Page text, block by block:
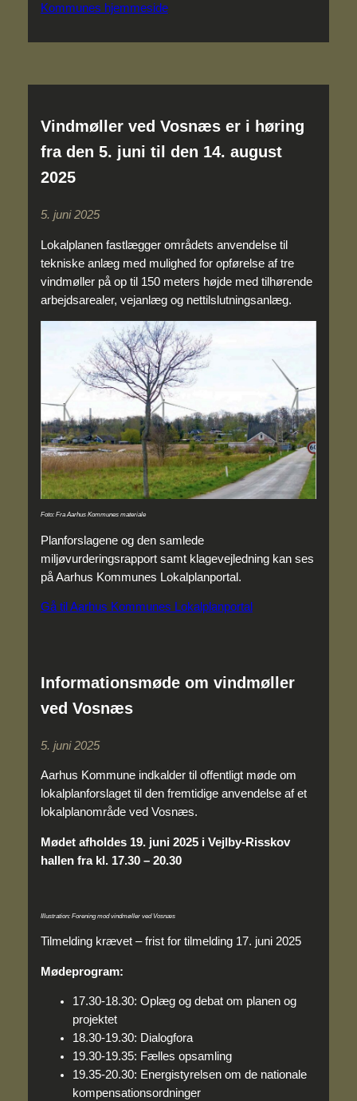
Kommunes hjemmeside
Vindmøller ved Vosnæs er i høring
fra den 5. juni til den 14. august
2025
5. juni 2025
Lokalplanen fastlægger områdets anvendelse til
tekniske anlæg med mulighed for opførelse af tre
vindmøller på op til 150 meters højde med tilhørende
arbejdsarealer, vejanlæg og nettilslutningsanlæg.
Foto: Fra Aarhus Kommunes materiale
Planforslagene og den samlede
miljøvurderingsrapport samt klagevejledning kan ses
på Aarhus Kommunes Lokalplanportal.
Gå til Aarhus Kommunes Lokalplanportal
Informationsmøde om vindmøller
ved Vosnæs
5. juni 2025
Aarhus Kommune indkalder til offentligt møde om
lokalplanforslaget til den fremtidige anvendelse af et
lokalplanområde ved Vosnæs.
Mødet afholdes 19. juni 2025 i Vejlby-Risskov
hallen fra kl. 17.30 – 20.30
Illustration: Forening mod vindmøller ved Vosnæs
Tilmelding krævet – frist for tilmelding 17. juni 2025
Mødeprogram:
17.30-18.30: Oplæg og debat om planen og
projektet
18.30-19.30: Dialogfora
19.30-19.35: Fælles opsamling
19.35-20.30: Energistyrelsen om de nationale
kompensationsordninger